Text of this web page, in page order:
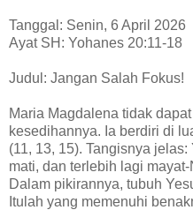
Tanggal: Senin, 6 April 2026
Ayat SH: Yohanes 20:11-18
Judul: Jangan Salah Fokus!
Maria Magdalena tidak
kesedihannya. Ia berdiri di
(11, 13, 15). Tangisnya
mati, dan terlebih lagi
Dalam pikirannya, tubuh
Itulah yang memenuhi